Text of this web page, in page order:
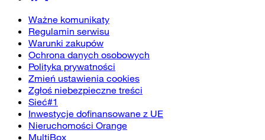
Ważne komunikaty
Regulamin serwisu
Warunki zakupów
Ochrona danych osobowych
Polityka prywatności
Zmień ustawienia cookies
Zgłoś niebezpieczne treści
Sieć#1
Inwestycje dofinansowane z UE
Nieruchomości Orange
MultiBox